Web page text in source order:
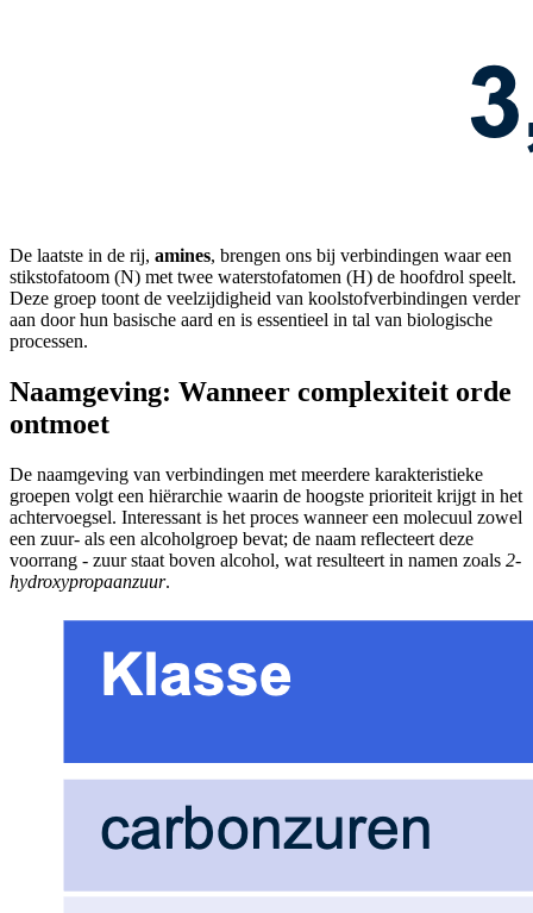
De laatste in de rij, amines, brengen ons bij verbindingen waar een
stikstofatoom (N) met twee waterstofatomen (H) de hoofdrol speelt.
Deze groep toont de veelzijdigheid van koolstofverbindingen verder
aan door hun basische aard en is essentieel in tal van biologische
processen.
Naamgeving: Wanneer complexiteit orde
ontmoet
De naamgeving van verbindingen met meerdere karakteristieke
groepen volgt een hiërarchie waarin de hoogste prioriteit krijgt in het
achtervoegsel. Interessant is het proces wanneer een molecuul zowel
een zuur- als een alcoholgroep bevat; de naam reflecteert deze
voorrang - zuur staat boven alcohol, wat resulteert in namen zoals 2-
hydroxypropaanzuur.